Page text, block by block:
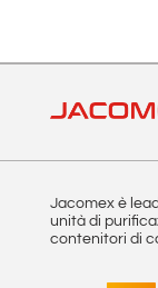
:
Jacomex è
unità di
contenitori di